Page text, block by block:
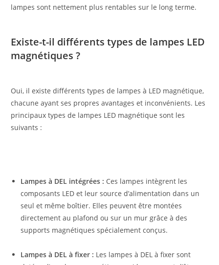
lampes sont nettement plus rentables sur le long terme.
Existe-t-il différents types de lampes LED
magnétiques ?
Oui, il existe différents types de lampes à LED magnétique,
chacune ayant ses propres avantages et inconvénients. Les
principaux types de lampes LED magnétique sont les
suivants :
Lampes à DEL intégrées : Ces lampes intègrent les
composants LED et leur source d’alimentation dans un
seul et même boîtier. Elles peuvent être montées
directement au plafond ou sur un mur grâce à des
supports magnétiques spécialement conçus.
Lampes à DEL à fixer : Les lampes à DEL à fixer sont